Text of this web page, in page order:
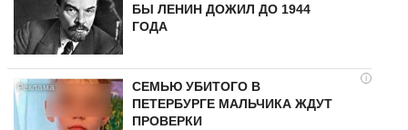
БЫ ЛЕНИН ДОЖИЛ ДО 1944
ГОДА
i
СЕМЬЮ УБИТОГО В
ПЕТЕРБУРГЕ МАЛЬЧИКА ЖДУТ
ПРОВЕРКИ